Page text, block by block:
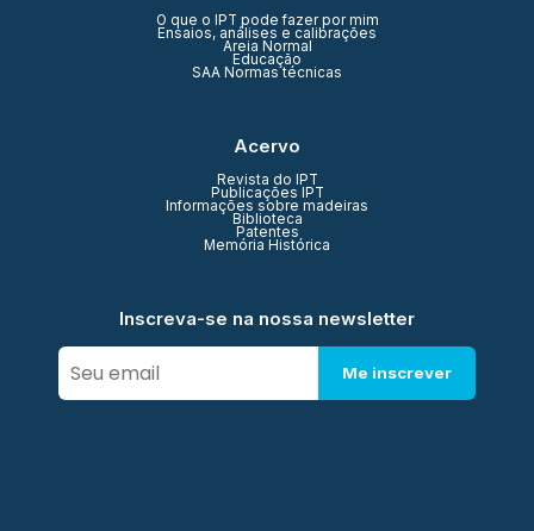
O que o IPT pode fazer por mim
Ensaios, análises e calibrações
Areia Normal
Educação
SAA Normas técnicas
Acervo
Revista do IPT
Publicações IPT
Informações sobre madeiras
Biblioteca
Patentes
Memória Histórica
Inscreva-se na nossa newsletter
Me inscrever